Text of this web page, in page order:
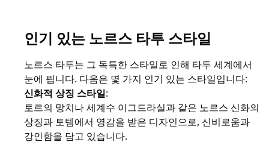
인기 있는 노르스 타투 스타일
노르스 타투는 그 독특한 스타일로 인해 타투 세계에서
눈에 띕니다. 다음은 몇 가지 인기 있는 스타일입니다:
신화적 상징 스타일:
토르의 망치나 세계수 이그드라실과 같은 노르스 신화의
상징과 토템에서 영감을 받은 디자인으로, 신비로움과
강인함을 담고 있습니다.